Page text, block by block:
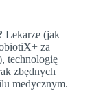
Lekarze (jak
za
technologię
zbędnych
medycznym.